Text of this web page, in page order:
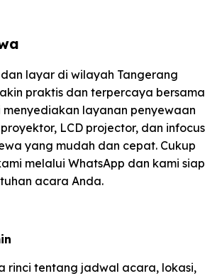
dan layar di wilayah Tangerang
praktis dan terpercaya bersama
menyediakan layanan penyewaan
LCD projector, dan infocus
yang mudah dan cepat. Cukup
melalui WhatsApp dan kami siap
acara Anda.
rinci tentang jadwal acara, lokasi,